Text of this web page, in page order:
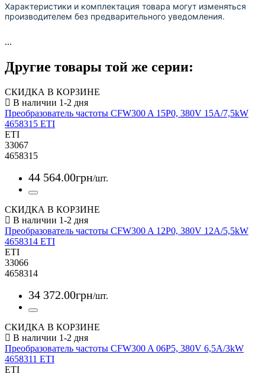
Характеристики и комплектация товара могут изменяться
производителем без предварительного уведомления.
...
Другие товары той же серии:
СКИДКА В КОРЗИНЕ
Преобразователь частоты CFW300 A 15P0, 380V 15A/7,5kW
4658315 ETI
ETI
33067
4658315
44 564.00грн/шт.
СКИДКА В КОРЗИНЕ
Преобразователь частоты CFW300 A 12P0, 380V 12A/5,5kW
4658314 ETI
ETI
33066
4658314
34 372.00грн/шт.
СКИДКА В КОРЗИНЕ
Преобразователь частоты CFW300 A 06P5, 380V 6,5A/3kW
4658311 ETI
ETI